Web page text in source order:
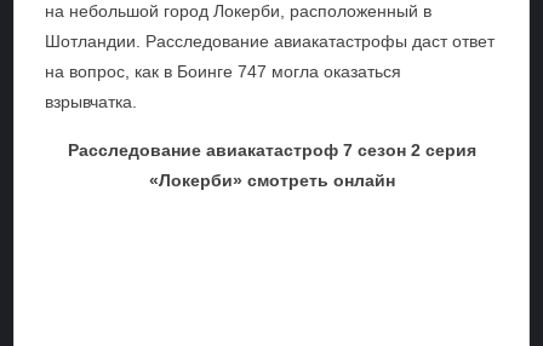
на небольшой город Локерби, расположенный в
Шотландии. Расследование авиакатастрофы даст ответ
на вопрос, как в Боинге 747 могла оказаться
взрывчатка.
Расследование авиакатастроф 7 сезон 2 серия
«Локерби» смотреть онлайн